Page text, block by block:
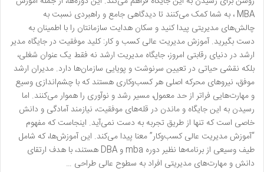
MBA ، به شما کمک می‌کنند تا دیدگاهی جامع و راهبردی نسبت به
چالش‌های مدیریتی پیدا کنید و سکان هدایت سازمانتان را با اطمینان به
دست بگیرید. آموزش مدیریت عالی کسب و کار: کلید موفقیت در جایگاه مدیر
ارشد در دنیای رقابتی امروز، جایگاه مدیریت ارشد نه فقط یک عنوان شغلی،
بلکه نقشی حیاتی در تعیین سرنوشت و پویایی سازمان‌ها دارد. مدیران ارشد
موفق، نیروهای محرکه اصلی هر کسب‌وکاری هستند که با چشم‌اندازی وسیع
و مهارت‌هایی فراتر از حد معمول، مسیر رشد و نوآوری را هموار می‌کنند. اما
رسیدن به این جایگاه و ماندن در قله‌های موفقیت، نیازمند آمادگی و دانش
خاصی است که تنها از طریق تجربه به دست نمی‌آید. اینجاست که مفهوم
“آموزش مدیریت عالی کسب‌وکار” معنا پیدا می‌کند. این آموزش‌ها، که شامل
طیف وسیعی از برنامه‌ها نظیر دوره mba و DBA هستند، با هدف ارتقای
دانش و مهارت‌های مدیریتی افراد به سطوح عالی طراحی …